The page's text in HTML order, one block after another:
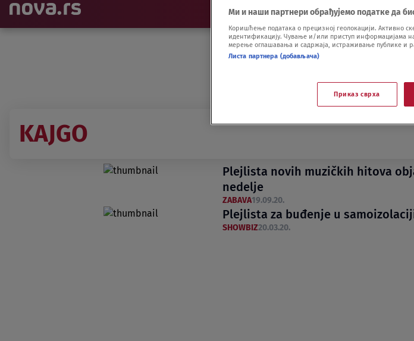
NAJNOVIJE VESTI SHOW SPORT
KAJGO
Plejlista novih muzičkih hitova
nedelje
ZABAVA19.09.20.
Plejlista za buđenje u
SHOWBIZ20.03.20.
Ми и наши партнери обрађујемо податке да
Коришћење података о прецизној геолокацији. Активно
идентификацију. Чување и/или приступ информацијама
мерење оглашавања и садржаја, истраживање публике и
Листа партнера (добављача)
Приказ сврха